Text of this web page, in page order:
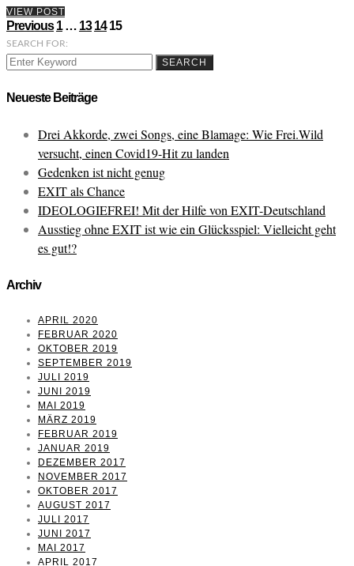
VIEW POST
Beitragsnavigation
Previous 1 … 13 14 15
SEARCH FOR:
SEARCH
Neueste Beiträge
Drei Akkorde, zwei Songs, eine Blamage: Wie Frei.Wild
versucht, einen Covid19-Hit zu landen
Gedenken ist nicht genug
EXIT als Chance
IDEOLOGIEFREI! Mit der Hilfe von EXIT-Deutschland
Ausstieg ohne EXIT ist wie ein Glücksspiel: Vielleicht geht
es gut!?
Archiv
APRIL 2020
FEBRUAR 2020
OKTOBER 2019
SEPTEMBER 2019
JULI 2019
JUNI 2019
MAI 2019
MÄRZ 2019
FEBRUAR 2019
JANUAR 2019
DEZEMBER 2017
NOVEMBER 2017
OKTOBER 2017
AUGUST 2017
JULI 2017
JUNI 2017
MAI 2017
APRIL 2017